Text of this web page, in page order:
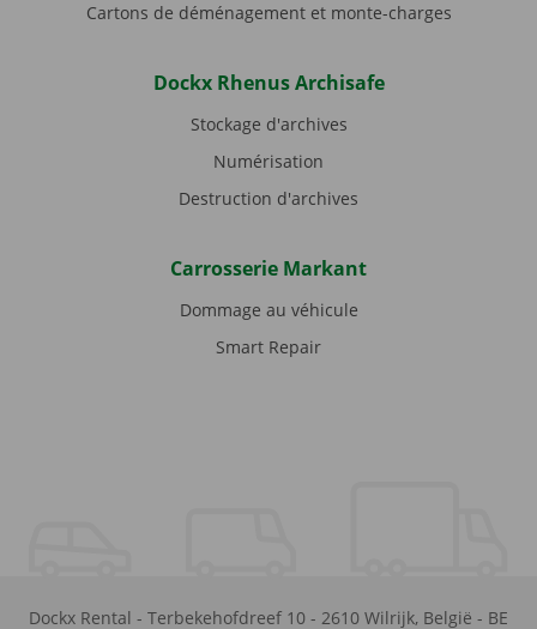
Cartons de déménagement et monte-charges
Dockx Rhenus Archisafe
Stockage d'archives
Numérisation
Destruction d'archives
Carrosserie Markant
Dommage au véhicule
Smart Repair
Dockx Rental - Terbekehofdreef 10 - 2610 Wilrijk, België - BE